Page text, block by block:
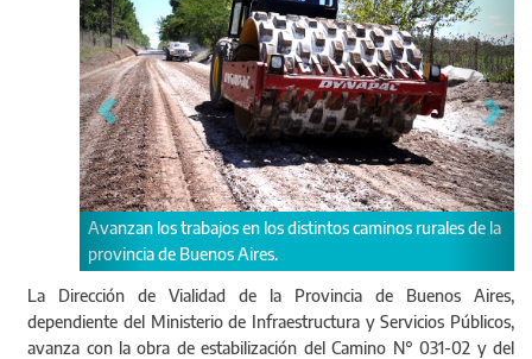
los trabajos en los distintos caminos rurales de la
de Buenos Aires.
Estas obras viales
La Dirección de Vialidad de la Provincia de Buenos Aires,
dependiente del Ministerio de Infraestructura y Servicios Públicos,
avanza con la obra de estabilización del Camino N° 031-02 y del